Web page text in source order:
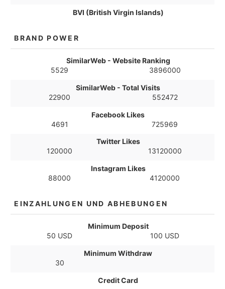
BVI (British Virgin Islands)
BRAND POWER
SimilarWeb - Website Ranking
5529
3896000
SimilarWeb - Total Visits
22900
552472
Facebook Likes
4691
725969
Twitter Likes
120000
13120000
Instagram Likes
88000
4120000
EINZAHLUNGEN UND ABHEBUNGEN
Minimum Deposit
50 USD
100 USD
Minimum Withdraw
30
Credit Card